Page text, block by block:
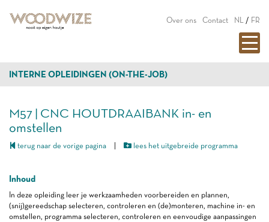
Over ons Contact NL / FR
INTERNE OPLEIDINGEN (ON-THE-JOB)
M57 | CNC HOUTDRAAIBANK in- en
omstellen
terug naar de vorige pagina lees het uitgebreide programma
Inhoud
In deze opleiding leer je werkzaamheden voorbereiden en plannen,
(snij)gereedschap selecteren, controleren en (de)monteren, machine in- en
omstellen, programma selecteren, controleren en eenvoudige aanpassingen